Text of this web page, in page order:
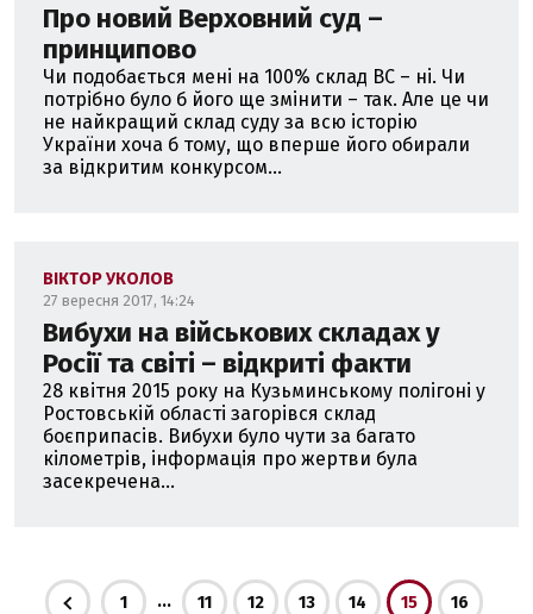
Про новий Верховний суд –
принципово
Чи подобається мені на 100% склад ВС – ні. Чи
потрібно було б його ще змінити – так. Але це чи
не найкращий склад суду за всю історію
України хоча б тому, що вперше його обирали
за відкритим конкурсом...
ВІКТОР УКОЛОВ
27 вересня 2017, 14:24
Вибухи на військових складах у
Росії та світі – відкриті факти
28 квітня 2015 року на Кузьминському полігоні у
Ростовській області загорівся склад
боєприпасів. Вибухи було чути за багато
кілометрів, інформація про жертви була
засекречена...
1 ... 11 12 13 14 15 16